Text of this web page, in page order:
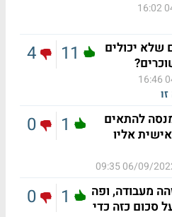
שלא יכולים
11
4
להתאים
אליו
06/09/2022
1
0
מעבודה, ופה
סכום כזה כדי
1
0